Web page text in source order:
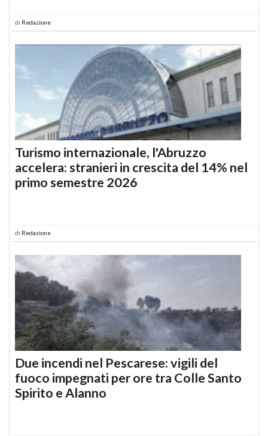
di Redazione
Turismo internazionale, l'Abruzzo
accelera: stranieri in crescita del 14% nel
primo semestre 2026
di Redazione
Due incendi nel Pescarese: vigili del
fuoco impegnati per ore tra Colle Santo
Spirito e Alanno